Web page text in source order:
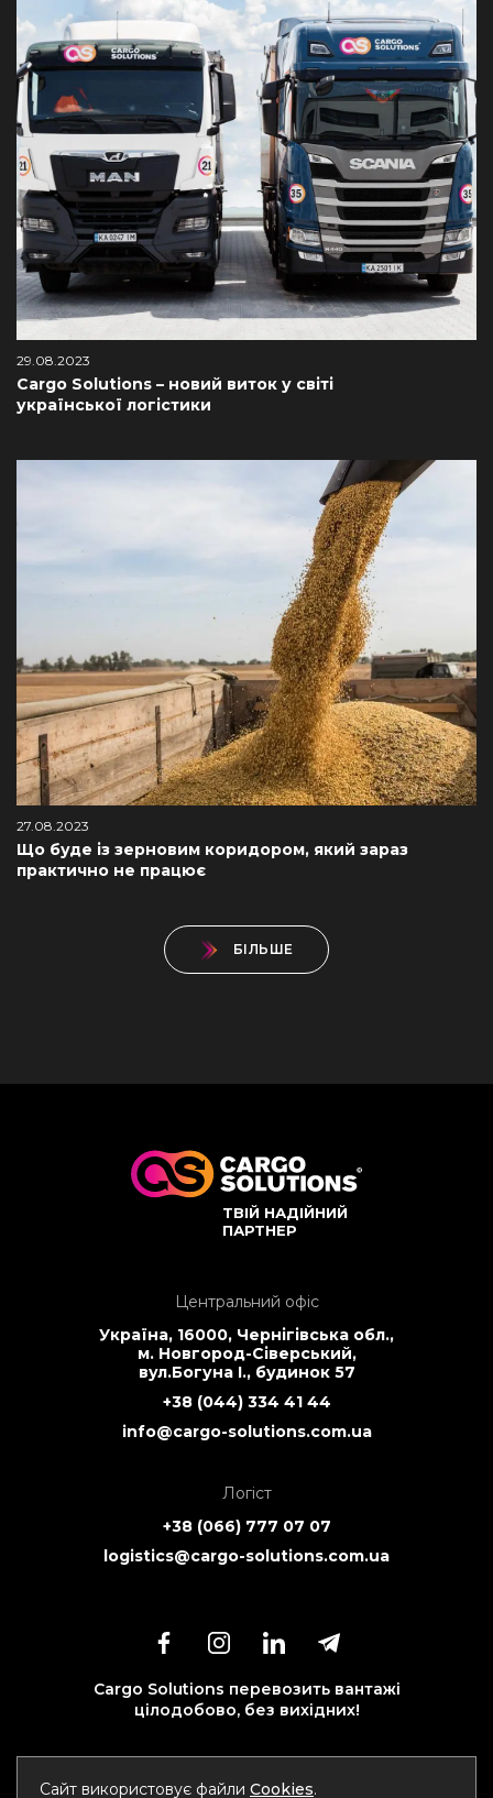
29.08.2023
Cargo Solutions – новий виток у світі
української логістики
27.08.2023
Що буде із зерновим коридором, який зараз
практично не працює
БІЛЬШЕ
ТВІЙ НАДІЙНИЙ
ПАРТНЕР
Центральний офіс
Україна, 16000, Чернігівська обл.,
м. Новгород-Сіверський,
вул.Богуна І., будинок 57
+38 (044) 334 41 44
info@cargo-solutions.com.ua
Логіст
+38 (066) 777 07 07
logistics@cargo-solutions.com.ua
Cargo Solutions перевозить вантажі
цілодобово, без вихідних!
Політика конфіденційності
Сайт використовує файли Cookies.